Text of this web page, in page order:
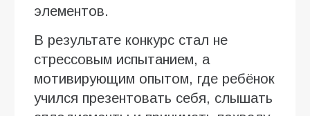
элементов.
В результате конкурс стал не
стрессовым испытанием, а
мотивирующим опытом, где ребёнок
учился презентовать себя, слышать